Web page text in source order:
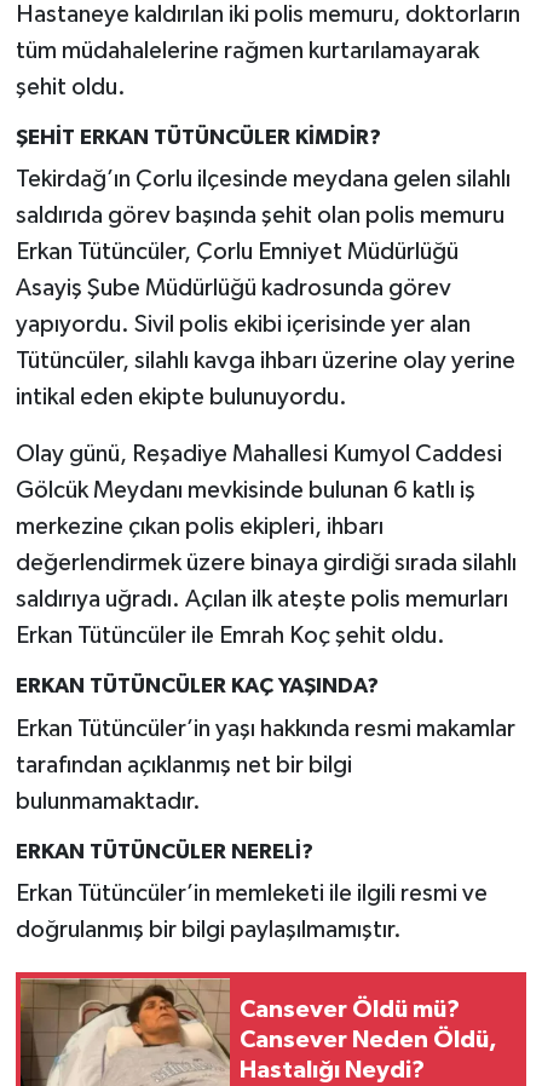
Hastaneye kaldırılan iki polis memuru, doktorların
tüm müdahalelerine rağmen kurtarılamayarak
şehit oldu.
ŞEHİT ERKAN TÜTÜNCÜLER KİMDİR?
Tekirdağ’ın Çorlu ilçesinde meydana gelen silahlı
saldırıda görev başında şehit olan polis memuru
Erkan Tütüncüler, Çorlu Emniyet Müdürlüğü
Asayiş Şube Müdürlüğü kadrosunda görev
yapıyordu. Sivil polis ekibi içerisinde yer alan
Tütüncüler, silahlı kavga ihbarı üzerine olay yerine
intikal eden ekipte bulunuyordu.
Olay günü, Reşadiye Mahallesi Kumyol Caddesi
Gölcük Meydanı mevkisinde bulunan 6 katlı iş
merkezine çıkan polis ekipleri, ihbarı
değerlendirmek üzere binaya girdiği sırada silahlı
saldırıya uğradı. Açılan ilk ateşte polis memurları
Erkan Tütüncüler ile Emrah Koç şehit oldu.
ERKAN TÜTÜNCÜLER KAÇ YAŞINDA?
Erkan Tütüncüler’in yaşı hakkında resmi makamlar
tarafından açıklanmış net bir bilgi
bulunmamaktadır.
ERKAN TÜTÜNCÜLER NERELİ?
Erkan Tütüncüler’in memleketi ile ilgili resmi ve
doğrulanmış bir bilgi paylaşılmamıştır.
Cansever Öldü mü?
Cansever Neden Öldü,
Hastalığı Neydi?